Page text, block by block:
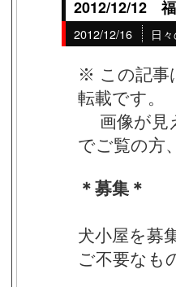
2012/12/12 福
2012/12/16 日
※ この記事
転載です。
画像が見
でご覧の方
＊募集＊
犬小屋を募
ご不要なも